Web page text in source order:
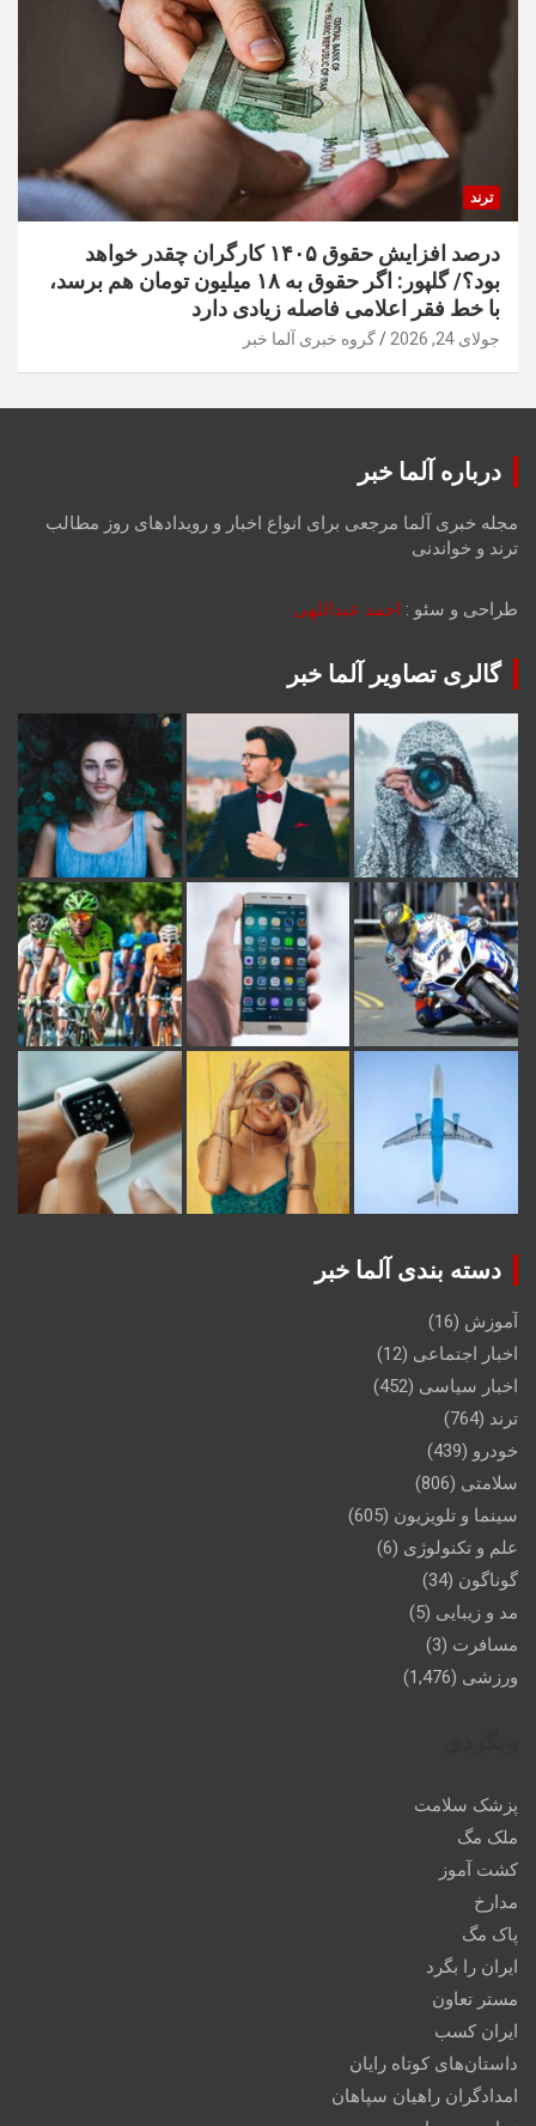
ترند
درصد افزایش حقوق ۱۴۰۵ کارگران چقدر خواهد
بود؟/ گلپور: اگر حقوق به ۱۸ میلیون تومان هم برسد،
با خط فقر اعلامی فاصله زیادی دارد
جولای 24, 2026 گروه خبری آلما خبر
درباره آلما خبر
مجله خبری آلما مرجعی برای انواع اخبار و رویدادهای روز مطالب
ترند و خواندنی
طراحی و سئو : احمد عبداللهی
گالری تصاویر آلما خبر
دسته بندی آلما خبر
آموزش (16)
اخبار اجتماعی (12)
اخبار سیاسی (452)
ترند (764)
خودرو (439)
سلامتی (806)
سینما و تلویزیون (605)
علم و تکنولوژی (6)
گوناگون (34)
مد و زیبایی (5)
مسافرت (3)
ورزشی (1,476)
پزشک سلامت
ملک مگ
کشت آموز
مدارخ
پاک مگ
ایران را بگرد
مستر تعاون
ایران کسب
داستان‌های کوتاه رایان
امدادگران راهیان سپاهان